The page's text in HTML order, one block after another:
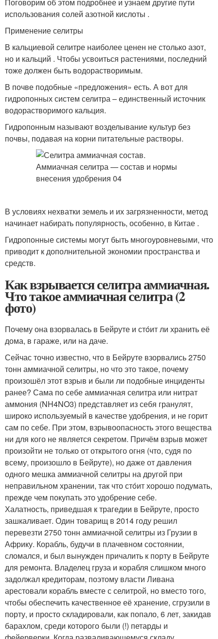
использования солей азотной кислоты .
Применение селитры
В кальциевой селитре наиболее ценен не столько азот,
но и кальций . Чтобы усвоиться растениями, последний
тоже должен быть водорастворимым.
В почве подобные «предложения» есть. А вот для
гидропонных систем селитра – единственный источник
водорастворимого кальция.
Гидропонным называют возделывание культур без
почвы, подавая на корни питательные растворы.
В условиях нехватки земель и их загрязненности, метод
начинает набирать популярность, особенно, в Китае .
Гидропонные системы могут быть многоуровневыми, что
приводит к дополнительной экономии пространства и
средств.
Как взрывается селитра аммиачная.
Что такое аммиачная селитра (2
фото)
Почему она взорвалась в Бейруте и стóит ли хранить её
дома, в гараже, или на даче.
Сейчас точно известно, что в Бейруте взорвались 2750
тонн аммиачной селитры, но что это такое, почему
произошёл этот взрыв и были ли подобные инциденты
ранее? Сама по себе аммиачная селитра или нитрат
аммония (NH4NO3) представляет из себя гранулят,
широко используемый в качестве удобрения, и не горит
сам по себе. При этом, взрывоопасность этого вещества
ни для кого не является секретом. Причём взрыв может
произойти не только от открытого огня (что, судя по
всему, произошло в Бейруте), но даже от давления
одного мешка аммиачной селитры на другой при
неправильном хранении, так что стóит хорошо подумать,
прежде чем покупать это удобрение себе.
Халатность, приведшая к трагедии в Бейруте, просто
зашкаливает. Один товарищ в 2014 году решил
перевезти 2750 тонн аммиачной селитры из Грузии в
Африку. Корабль, будучи в плачевном состоянии,
сломался, и был вынужден причалить к порту в Бейруте
для ремонта. Владелец груза и корабля слишком много
задолжал кредиторам, поэтому власти Ливана
арестовали корабль вместе с селитрой, но вместо того,
чтобы обеспечить качественное её хранение, сгрузили в
порту, и просто складировали, как попало, 6 лет, закидав
барахлом, среди которого были (!) петарды и